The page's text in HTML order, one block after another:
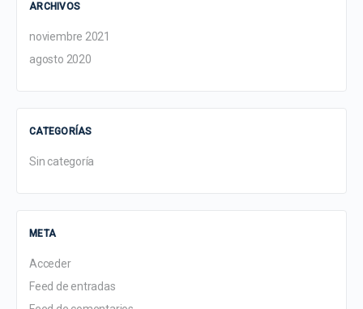
ARCHIVOS
noviembre 2021
agosto 2020
CATEGORÍAS
Sin categoría
META
Acceder
Feed de entradas